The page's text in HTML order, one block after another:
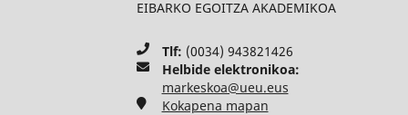
EIBARKO EGOITZA AKADEMIKOA
Tlf: (0034) 943821426
Helbide elektronikoa:
markeskoa@ueu.eus
Kokapena mapan